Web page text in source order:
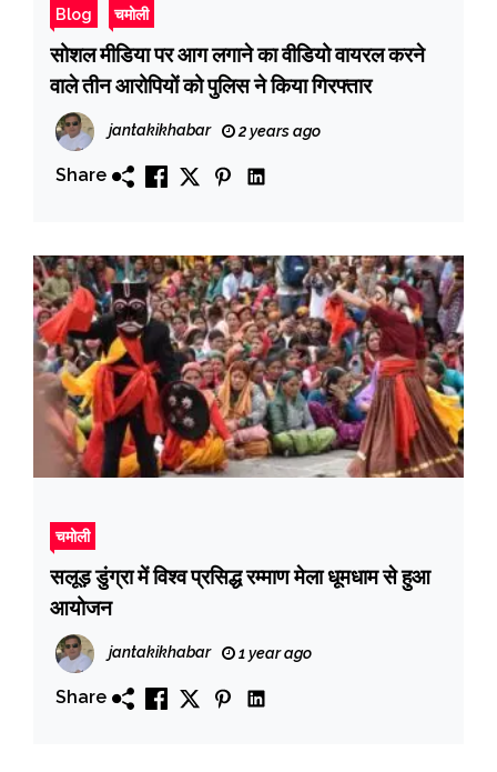
Blog चमोली
सोशल मीडिया पर आग लगाने का वीडियो वायरल करने
वाले तीन आरोपियों को पुलिस ने किया गिरफ्तार
jantakikhabar 2 years ago
Share
चमोली
सलूड़ डुंग्रा में विश्व प्रसिद्ध रम्माण मेला धूमधाम से हुआ
आयोजन
jantakikhabar 1 year ago
Share